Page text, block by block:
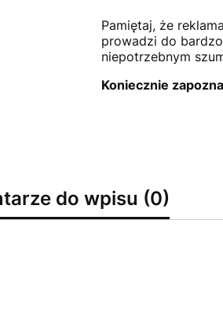
Pamiętaj, że
prowadzi do
niepotrzebnym
Koniecznie
do wpisu (0)